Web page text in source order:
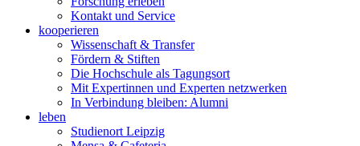
Kontakt und Service
kooperieren
Wissenschaft & Transfer
Fördern & Stiften
Die Hochschule als Tagungsort
Mit Expertinnen und Experten netzwerken
In Verbindung bleiben: Alumni
leben
Studienort Leipzig